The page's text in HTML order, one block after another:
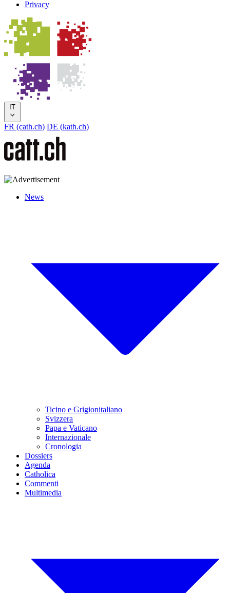
Privacy
IT
FR (cath.ch) DE (kath.ch)
News
Ticino e Grigionitaliano
Svizzera
Papa e Vaticano
Internazionale
Cronologia
Dossiers
Agenda
Catholica
Commenti
Multimedia